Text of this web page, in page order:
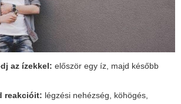
az ízekkel: először egy íz, majd később
reakcióit: légzési nehézség, köhögés,